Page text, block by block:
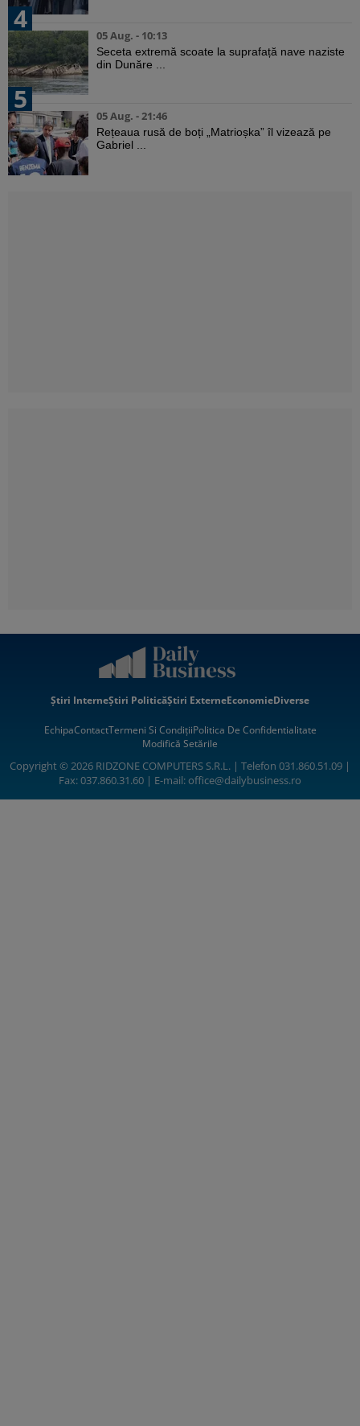
4
05 Aug. - 10:13
Seceta extremă scoate la suprafață nave naziste
din Dunăre ...
5
05 Aug. - 21:46
Rețeaua rusă de boți „Matrioșka” îl vizează pe
Gabriel ...
Știri InterneȘtiri PoliticăȘtiri ExterneEconomieDiverse
EchipaContactTermeni Si CondițiiPolitica De Confidentialitate
Modifică Setările
Copyright © 2026 RIDZONE COMPUTERS S.R.L. | Telefon 031.860.51.09 |
Fax: 037.860.31.60 | E-mail:office@dailybusiness.ro